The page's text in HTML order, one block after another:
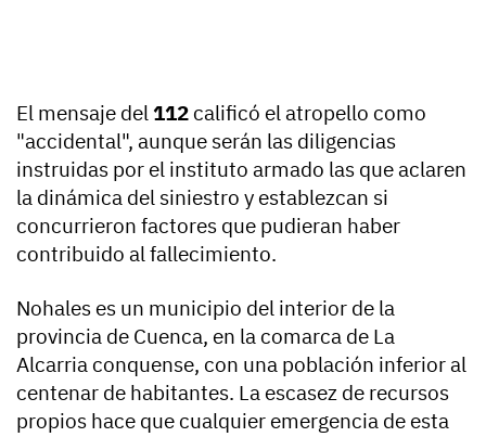
El mensaje del 112 calificó el atropello como
"accidental", aunque serán las diligencias
instruidas por el instituto armado las que aclaren
la dinámica del siniestro y establezcan si
concurrieron factores que pudieran haber
contribuido al fallecimiento.
Nohales es un municipio del interior de la
provincia de Cuenca, en la comarca de La
Alcarria conquense, con una población inferior al
centenar de habitantes. La escasez de recursos
propios hace que cualquier emergencia de esta